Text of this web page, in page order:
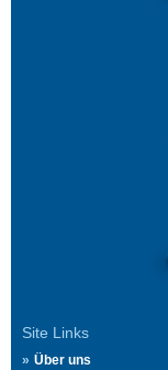
Site Links
Über uns